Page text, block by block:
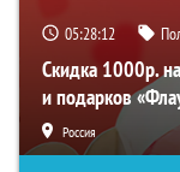
05:28:11
Скидка 1000р.
и подарков
Россия